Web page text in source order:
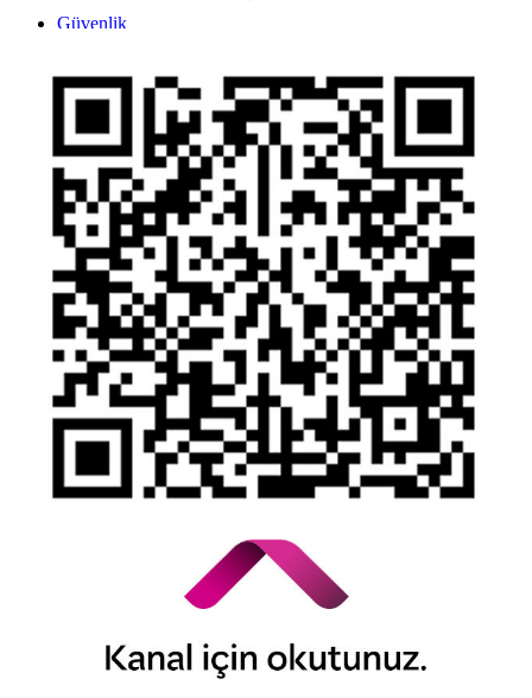
Güvenlik
İhbar Formu
Yasal Duyurular
Bilgi Toplumu Hizmetleri
Kişisel Verilerin Korunması
YTM - Zamanaşımına Uğrayacak Emanet ve Alacaklar
Kamuyu Aydınlatma Esaslarına İlişkin Duyuru
Link